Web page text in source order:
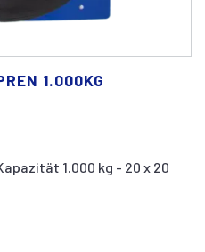
1.000KG
1.000 kg - 20 x 20